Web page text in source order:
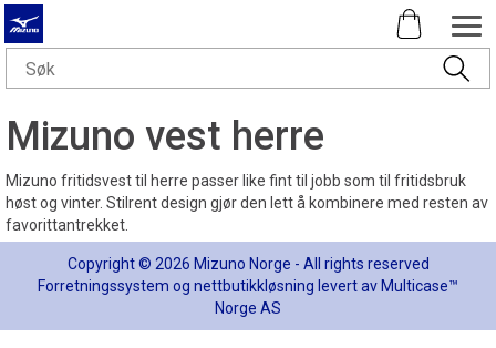
Mizuno vest herre
Mizuno fritidsvest til herre passer like fint til jobb som til fritidsbruk
høst og vinter. Stilrent design gjør den lett å kombinere med resten av
favorittantrekket.
Copyright © 2026 Mizuno Norge - All rights reserved
Forretningssystem og nettbutikkløsning levert av Multicase™
Norge AS